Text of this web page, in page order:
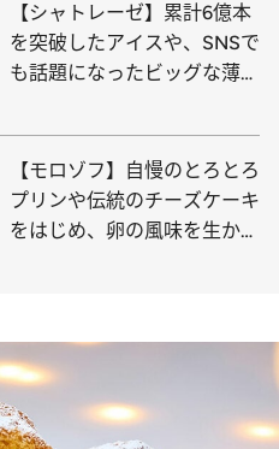
【シャトレーゼ】累計6億本
を突破したアイスや、SNSで
も話題になったビッグな薄焼
ートケーキなど人気店が誇る
美味10点
【モロゾフ】自慢のとろとろ
プリンや伝統のチーズケーキ
をはじめ、卵の風味を生かす